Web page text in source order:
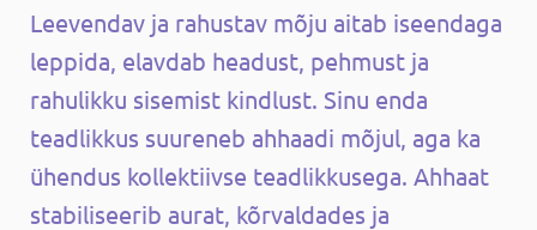
Leevendav ja rahustav mõju aitab iseendaga
leppida, elavdab headust, pehmust ja
rahulikku sisemist kindlust. Sinu enda
teadlikkus suureneb ahhaadi mõjul, aga ka
ühendus kollektiivse teadlikkusega. Ahhaat
stabiliseerib aurat, kõrvaldades ja